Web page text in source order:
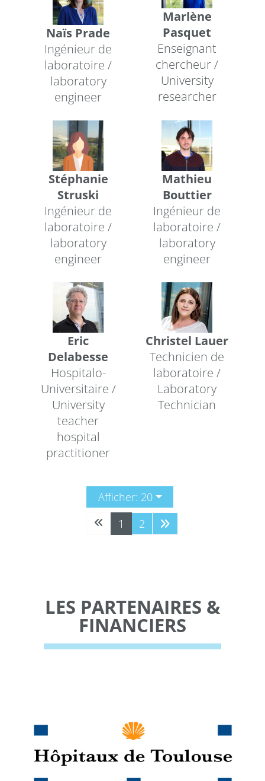
Naïs Prade
Ingénieur de
laboratoire /
laboratory
engineer
Marlène
Pasquet
Enseignant
chercheur /
University
researcher
Stéphanie
Struski
Ingénieur de
laboratoire /
laboratory
engineer
Mathieu
Bouttier
Ingénieur de
laboratoire /
laboratory
engineer
Eric
Delabesse
Hospitalo-
Universitaire /
University
teacher
hospital
practitioner
Christel Lauer
Technicien de
laboratoire /
Laboratory
Technician
Afficher: 20
1
2
LES PARTENAIRES &
FINANCIERS